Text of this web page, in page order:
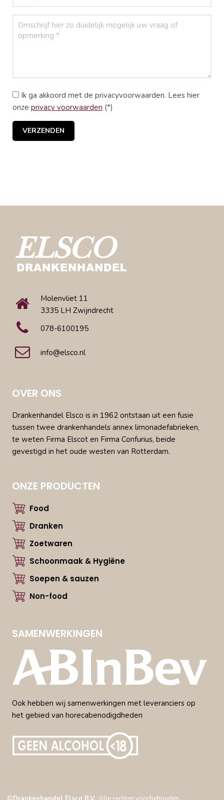
Ik ga akkoord met de privacyvoorwaarden. Lees hier
onze privacy voorwaarden (*)
Molenvliet 11
3335 LH Zwijndrecht
078-6100195
info@elsco.nl
OVER ONS
Drankenhandel Elsco is in 1962 ontstaan uit een fusie
tussen twee drankenhandels annex limonadefabrieken,
te weten Firma Elscot en Firma Confurius, beide
gevestigd in het oude westen van Rotterdam.
ONZE PRODUCTEN
Food
Dranken
Zoetwaren
Schoonmaak & Hygiëne
Soepen & sauzen
Non-food
SAMENWERKINGEN
Ook hebben wij samenwerkingen met leveranciers op
het gebied van horecabenodigdheden